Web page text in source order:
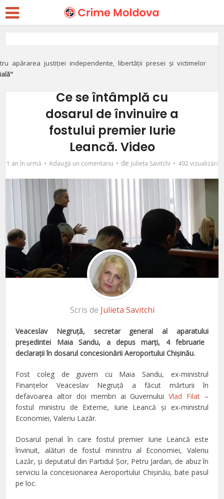
apărarea justiției independente, libertății presei și victimelor
Concesionarea
Ce se întâmplă cu
dosarul de învinuire a
fostului premier Iurie
Leancă. Video
1 an în urmă Adaugă un comentariu de Julieta Savitchi 492 vizualizări
Scris de Julieta Savitchi
Veaceslav Negruţă, secretar general al aparatului
preşedintei Maia Sandu, a depus marţi, 4 februarie
declaraţii în dosarul concesionării Aeroportului Chişinău.
Fost coleg de guvern cu Maia Sandu, ex-ministrul
Finanţelor Veaceslav Negruţă a făcut mărturii în
defavoarea altor doi membri ai GuvernuluiVlad Filat–
fostul ministru de Externe, Iurie Leancă şi ex-ministrul
Economiei, Valeriu Lazăr.
Dosarul penal în care fostul premier Iurie Leancă este
învinuit, alături de fostul ministru al Economiei, Valeriu
Lazăr, şi deputatul din Partidul Şor, Petru Jardan, de abuz în
serviciu la concesionarea Aeroportului Chişinău, bate pasul
pe loc.